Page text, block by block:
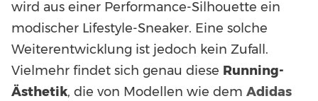
wird aus einer Performance-Silhouette ein
modischer Lifestyle-Sneaker. Eine solche
Weiterentwicklung ist jedoch kein Zufall.
Vielmehr findet sich genau diese Running-
Ästhetik, die von Modellen wie dem Adidas